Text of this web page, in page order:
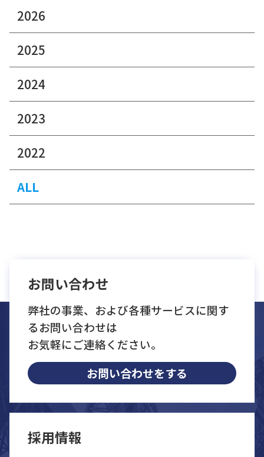
2026
2025
2024
2023
2022
ALL
お問い合わせ
弊社の事業、および各種サービスに関す
るお問い合わせは
お気軽にご連絡ください。
お問い合わせをする
採用情報